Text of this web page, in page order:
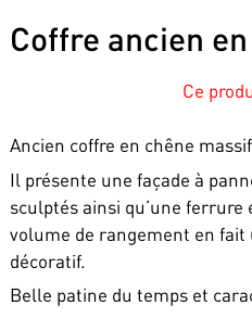
Coffre ancien
Ce
Ancien coffre en chêne
Il présente une façade à
sculptés ainsi qu’une ferrure
volume de rangement en
décoratif.
Belle patine du temps et